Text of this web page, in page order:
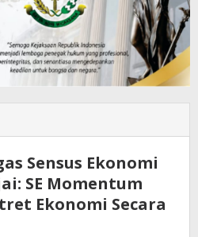
Sensus Ekonomi
SE Momentum
Ekonomi Secara